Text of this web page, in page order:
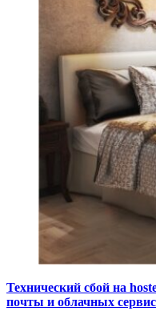
Технический сбой на
почты и облачных